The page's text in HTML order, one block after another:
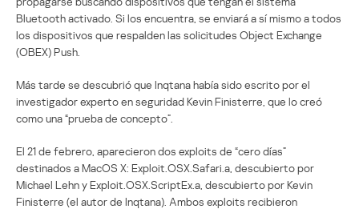
Bluetooth activado. Si los encuentra, se enviará a sí mismo a todos
los dispositivos que respalden las solicitudes Object Exchange
(OBEX) Push.
Más tarde se descubrió que Inqtana había sido escrito por el
investigador experto en seguridad Kevin Finisterre, que lo creó
como una “prueba de concepto”.
El 21 de febrero, aparecieron dos exploits de “cero días”
destinados a MacOS X: Exploit.OSX.Safari.a, descubierto por
Michael Lehn y Exploit.OSX.ScriptEx.a, descubierto por Kevin
Finisterre (el autor de Inqtana). Ambos exploits recibieron